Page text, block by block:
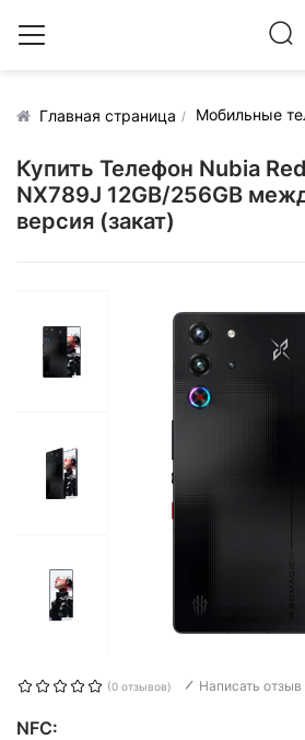
Главная страница Мобильные
Купить Телефон Nubia
NX789J 12GB/256GB
версия (закат)
(0 отзывов) Написать отзыв
NFC: